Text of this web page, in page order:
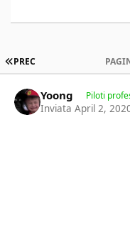
PRIMA PAGINA
PREC
Yoong Piloti
Inviata April 2,